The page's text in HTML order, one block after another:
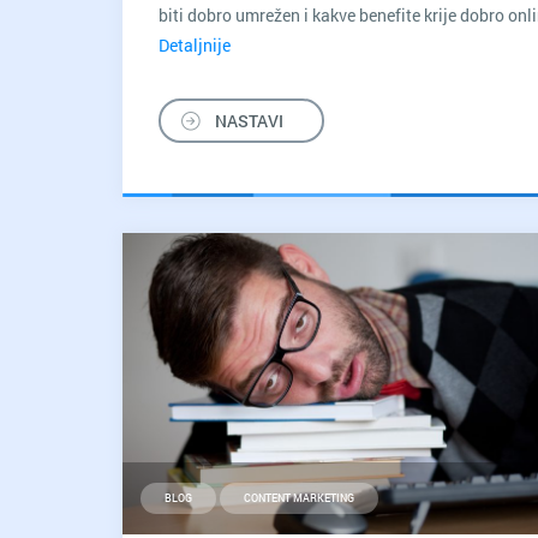
biti dobro umrežen i kakve benefite krije dobro
Detaljnije
iskoristite
znanje
iskustvo
hosting
provajdera
kada
pravite
novi
sajt
NASTAVI
BLOG CONTENT MARKETING